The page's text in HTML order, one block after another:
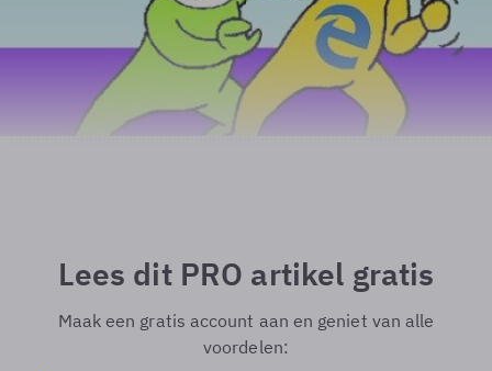
Lees dit PRO artikel gratis
Maak een gratis account aan en geniet van alle
voordelen: